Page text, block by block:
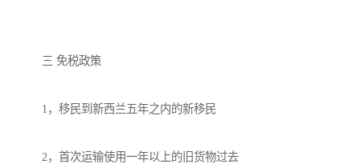
三 免税政策
1，移民到新西兰五年之内的新移民
2，首次运输使用一年以上的旧货物过去